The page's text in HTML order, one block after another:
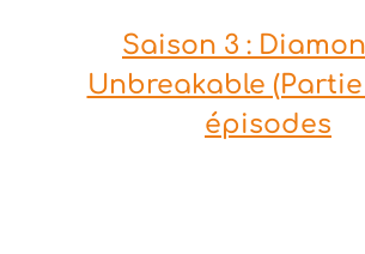
Saison 3 :
Unbreakable (Partie
épisodes